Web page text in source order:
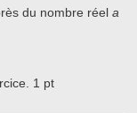
du nombre réela
1 pt